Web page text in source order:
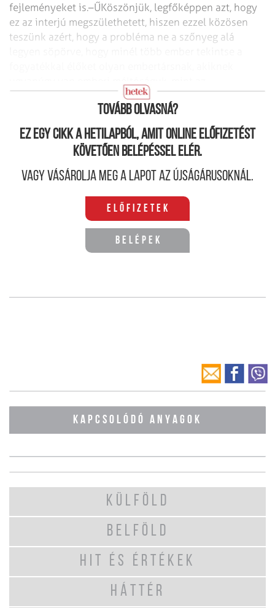
fejleményeket is.–ŰKöszönjük, legfőképpen azt, hogy
ez az interjú megszülethetett, hiszen ezzel közösen
teszünk azért, hogy a probléma ne a szőnyeg alá
egészségeseknek.
Tovább olvasná?
Ez egy cikk a hetilapból, amit online előfizetést
követően belépéssel elér.
Vagy vásárolja meg a lapot az újságárusoknál.
Előfizetek
Belépek
KAPCSOLÓDÓ ANYAGOK
KÜLFÖLD
BELFÖLD
HIT ÉS ÉRTÉKEK
HÁTTÉR